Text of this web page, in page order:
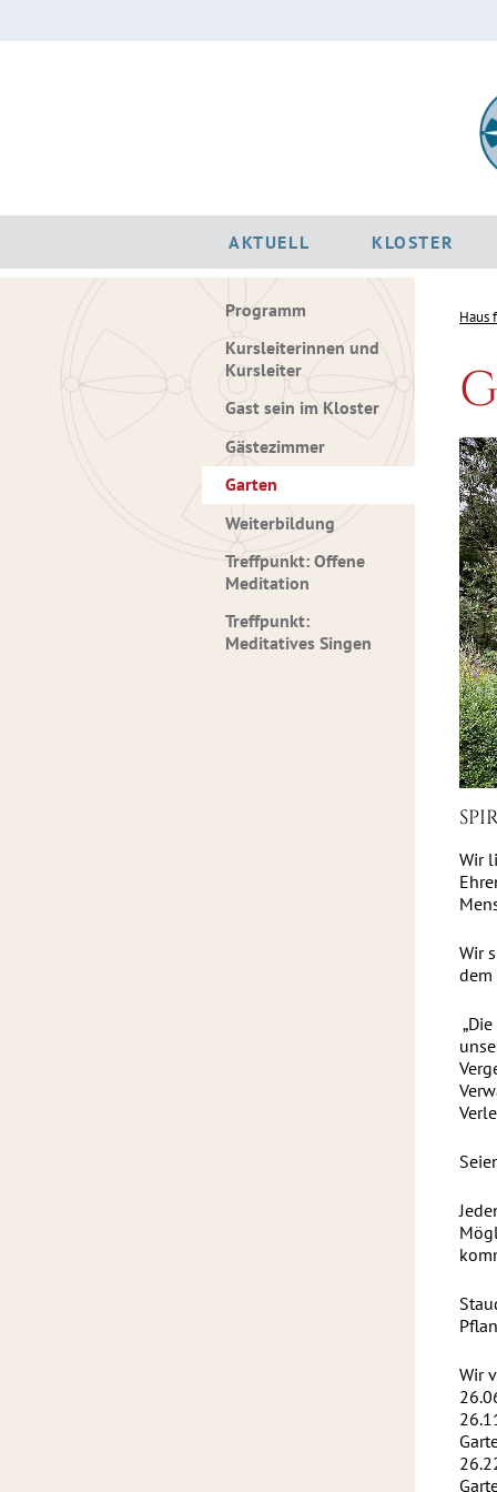
AKTUELL KLOSTER
Programm
Kursleiterinnen und
Kursleiter
Gast sein im Kloster
Gästezimmer
Garten
Weiterbildung
Treffpunkt: Offene
Meditation
Treffpunkt:
Meditatives Singen
Haus
Wir
Wir
dem
Wir